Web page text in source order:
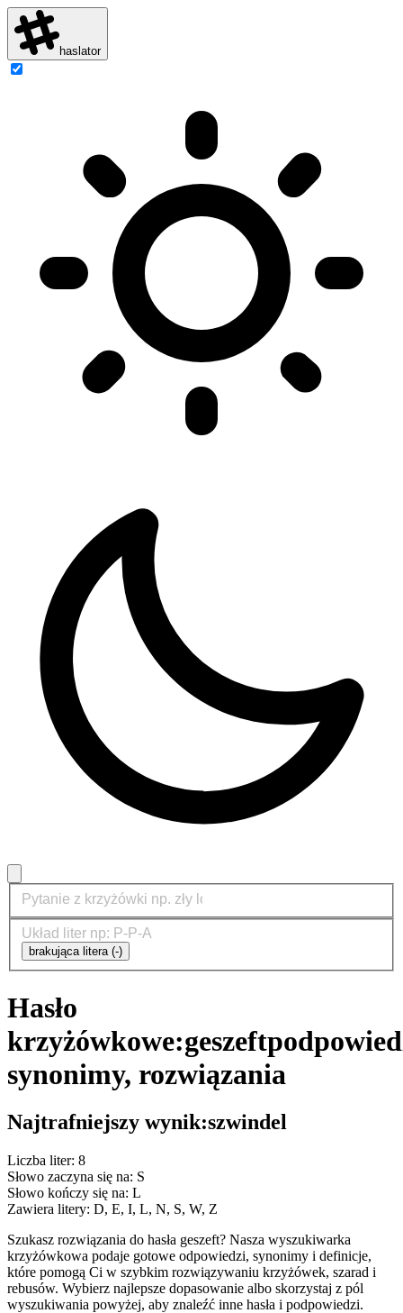
haslator
brakująca litera (-)
Hasło
krzyżówkowe:geszeft
synonimy, rozwiązania
Najtrafniejszy wynik:szwindel
Liczba liter: 8
Słowo zaczyna się na: S
Słowo kończy się na: L
Zawiera litery: D, E, I, L, N, S, W, Z
Szukasz rozwiązania do hasła geszeft? Nasza wyszukiwarka
krzyżówkowa podaje gotowe odpowiedzi, synonimy i definicje,
które pomogą Ci w szybkim rozwiązywaniu krzyżówek, szarad i
rebusów. Wybierz najlepsze dopasowanie albo skorzystaj z pól
wyszukiwania powyżej, aby znaleźć inne hasła i podpowiedzi.